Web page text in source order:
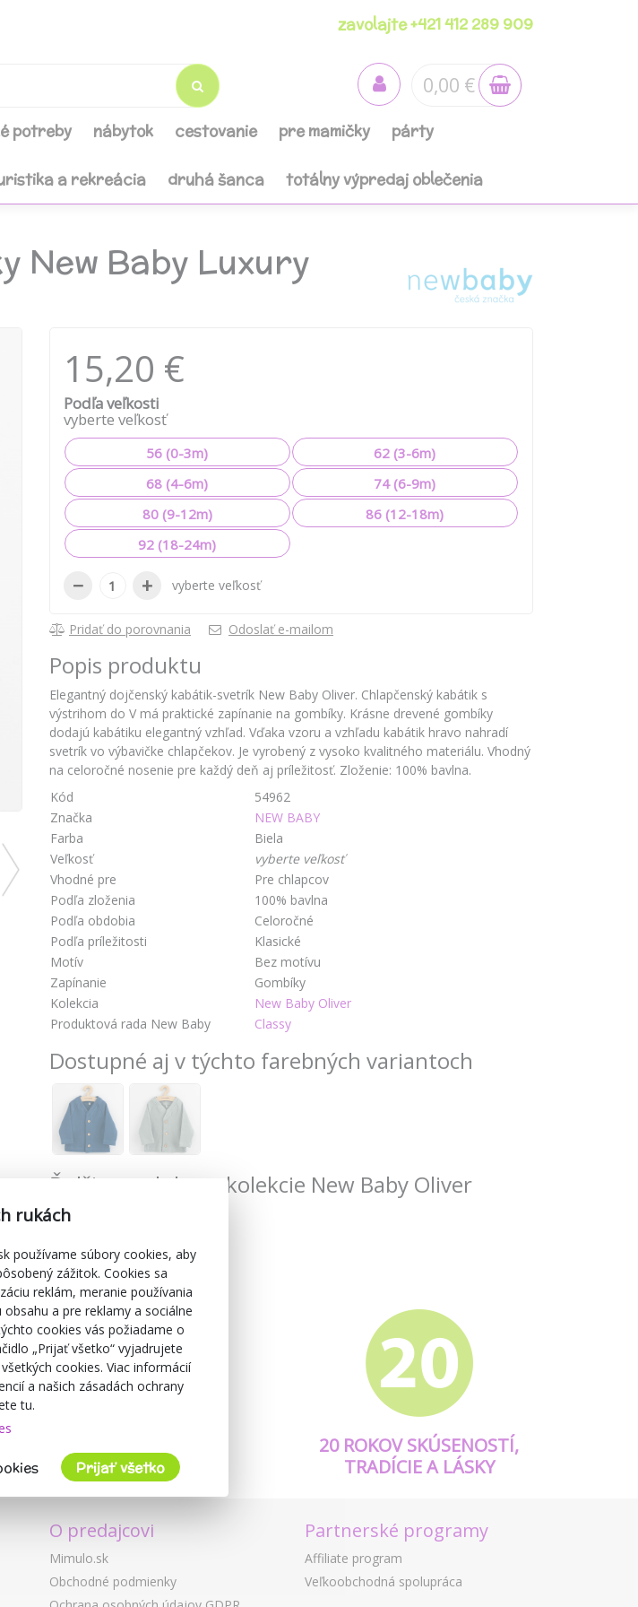
zavolajte +421 412 289 909
0,00 €
potreby nábytok cestovanie pre mamičky párty
a rekreácia druhá šanca totálny výpredaj oblečenia
New Baby Luxury
15,20 €
Podľa veľkosti
vyberte veľkosť
56 (0-3m)
62 (3-6m)
68 (4-6m)
74 (6-9m)
80 (9-12m)
86 (12-18m)
92 (18-24m)
− + vyberte veľkosť
Pridať do porovnania Odoslať e-mailom
Popis produktu
Elegantný dojčenský kabátik-svetrík New Baby Oliver. Chlapčenský kabátik s
výstrihom do V má praktické zapínanie na gombíky. Krásne drevené gombíky
dodajú kabátiku elegantný vzhľad. Vďaka vzoru a vzhľadu kabátik hravo nahradí
svetrík vo výbavičke chlapčekov. Je vyrobený z vysoko kvalitného materiálu. Vhodný
na celoročné nosenie pre každý deň aj príležitosť. Zloženie: 100% bavlna.
Kód
54962
Značka
NEW BABY
Farba
Biela
Veľkosť
vyberte veľkosť
Vhodné pre
Pre chlapcov
Podľa zloženia
100% bavlna
Podľa obdobia
Celoročné
Podľa príležitosti
Klasické
Motív
Bez motívu
Zapínanie
Gombíky
Kolekcia
New Baby Oliver
Produktová rada New Baby
Classy
Dostupné aj v týchto farebných variantoch
Ďalšie produkty z kolekcie New Baby Oliver
A KVALITA
20 ROKOV SKÚSENOSTÍ,
TRADÍCIE A LÁSKY
O predajcovi
Mimulo.sk
Obchodné podmienky
Partnerské programy
Affiliate program
Veľkoobchodná spolupráca
rukách
používame súbory cookies, aby
zážitok. Cookies sa
reklám, meranie používania
a pre reklamy a sociálne
cookies vás požiadame o
„Prijať všetko“ vyjadrujete
cookies. Viac informácií
a našich zásadách ochrany
tu.
Prijať všetko